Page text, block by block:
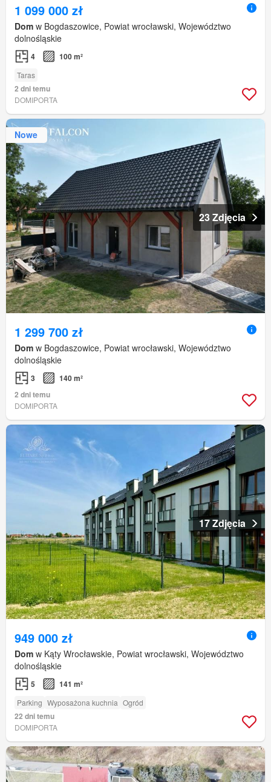
1 099 000 zł
Dom w Bogdaszowice, Powiat wrocławski, Województwo
dolnośląskie
4 100 m²
Taras
2 dni temu
DOMIPORTA
Nowe
23 Zdjęcia
1 299 700 zł
Dom w Bogdaszowice, Powiat wrocławski, Województwo
dolnośląskie
3
140 m²
2 dni temu
DOMIPORTA
17 Zdjęcia
949 000 zł
Dom w Kąty Wrocławskie, Powiat wrocławski, Województwo
dolnośląskie
5 141 m²
Parking Wyposażona kuchnia Ogród
22 dni temu
DOMIPORTA